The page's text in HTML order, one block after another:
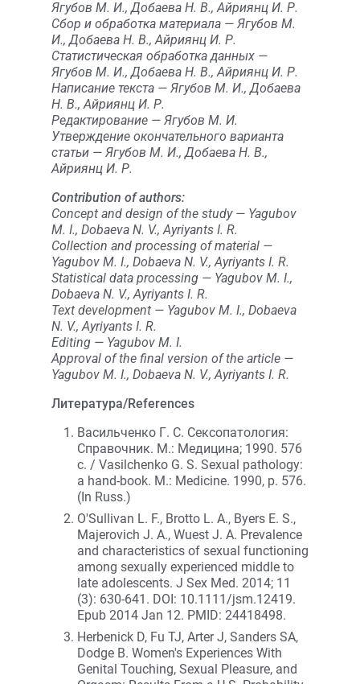
Ягубов М. И., Добаева Н. В., Айриянц И. Р.
Сбор и обработка материала — Ягубов М.
И., Добаева Н. В., Айриянц И. Р.
Статистическая обработка данных —
Ягубов М. И., Добаева Н. В., Айриянц И. Р.
Написание текста — Ягубов М. И., Добаева
Н. В., Айриянц И. Р.
Редактирование — Ягубов М. И.
Утверждение окончательного варианта
статьи — Ягубов М. И., Добаева Н. В.,
Айриянц И. Р.
Contribution of authors:
Concept and design of the study — Yagubov
M. I., Dobaeva N. V., Ayriyants I. R.
Collection and processing of material —
Yagubov M. I., Dobaeva N. V., Ayriyants I. R.
Statistical data processing — Yagubov M. I.,
Dobaeva N. V., Ayriyants I. R.
Text development — Yagubov M. I., Dobaeva
N. V., Ayriyants I. R.
Editing — Yagubov M. I.
Approval of the final version of the article —
Yagubov M. I., Dobaeva N. V., Ayriyants I. R.
Литература/References
Васильченко Г. С. Сексопатология:
Справочник. М.: Медицина; 1990. 576
с. / Vasilchenko G. S. Sexual pathology:
a hand-book. М.: Medicine. 1990, p. 576.
(In Russ.)
O'Sullivan L. F., Brotto L. A., Byers E. S.,
Majerovich J. A., Wuest J. A. Prevalence
and characteristics of sexual functioning
among sexually experienced middle to
late adolescents. J Sex Med. 2014; 11
(3): 630-641. DOI: 10.1111/jsm.12419.
Epub 2014 Jan 12. PMID: 24418498.
Herbenick D, Fu TJ, Arter J, Sanders SA,
Dodge B. Women's Experiences With
Genital Touching, Sexual Pleasure, and